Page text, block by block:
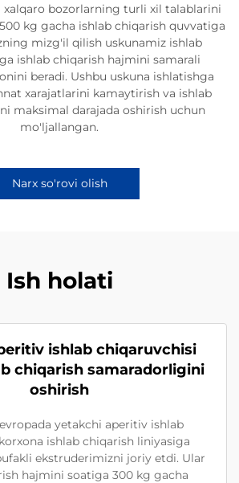
xalqaro bozorlarning turli xil talablarini
kg gacha ishlab chiqarish quvvatiga
mizg'il qilish uskunamiz ishlab
ishlab chiqarish hajmini samarali
beradi. Ushbu uskuna ishlatishga
xarajatlarini kamaytirish va ishlab
maksimal darajada oshirish uchun
mo'ljallangan.
Narx so'rovi olish
Ish holati
ishlab chiqaruvchisi
chiqarish samaradorligini
oshirish
yetakchi aperitiv ishlab
ishlab chiqarish liniyasiga
ekstruderimizni joriy etdi. Ular
hajmini soatiga 300 kg gacha